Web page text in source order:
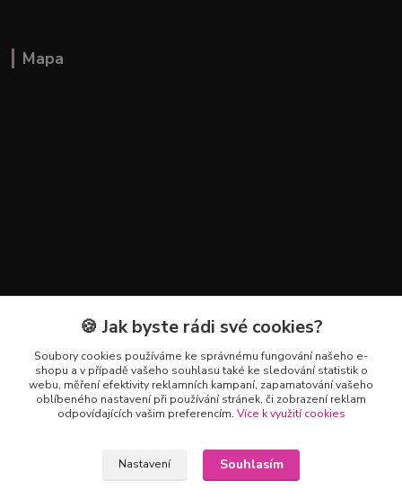
Mapa
Kontakty
+420 602 223 614
info@zahradnictvipetro.cz
🍪 Jak byste rádi své cookies?
Soubory cookies používáme ke správnému fungování našeho e-
shopu a v případě vašeho souhlasu také ke sledování statistik o
webu, měření efektivity reklamních kampaní, zapamatování vašeho
oblíbeného nastavení při používání stránek, či zobrazení reklam
odpovídajících vašim preferencím. Více k využití cookies
Nastavení Souhlasím